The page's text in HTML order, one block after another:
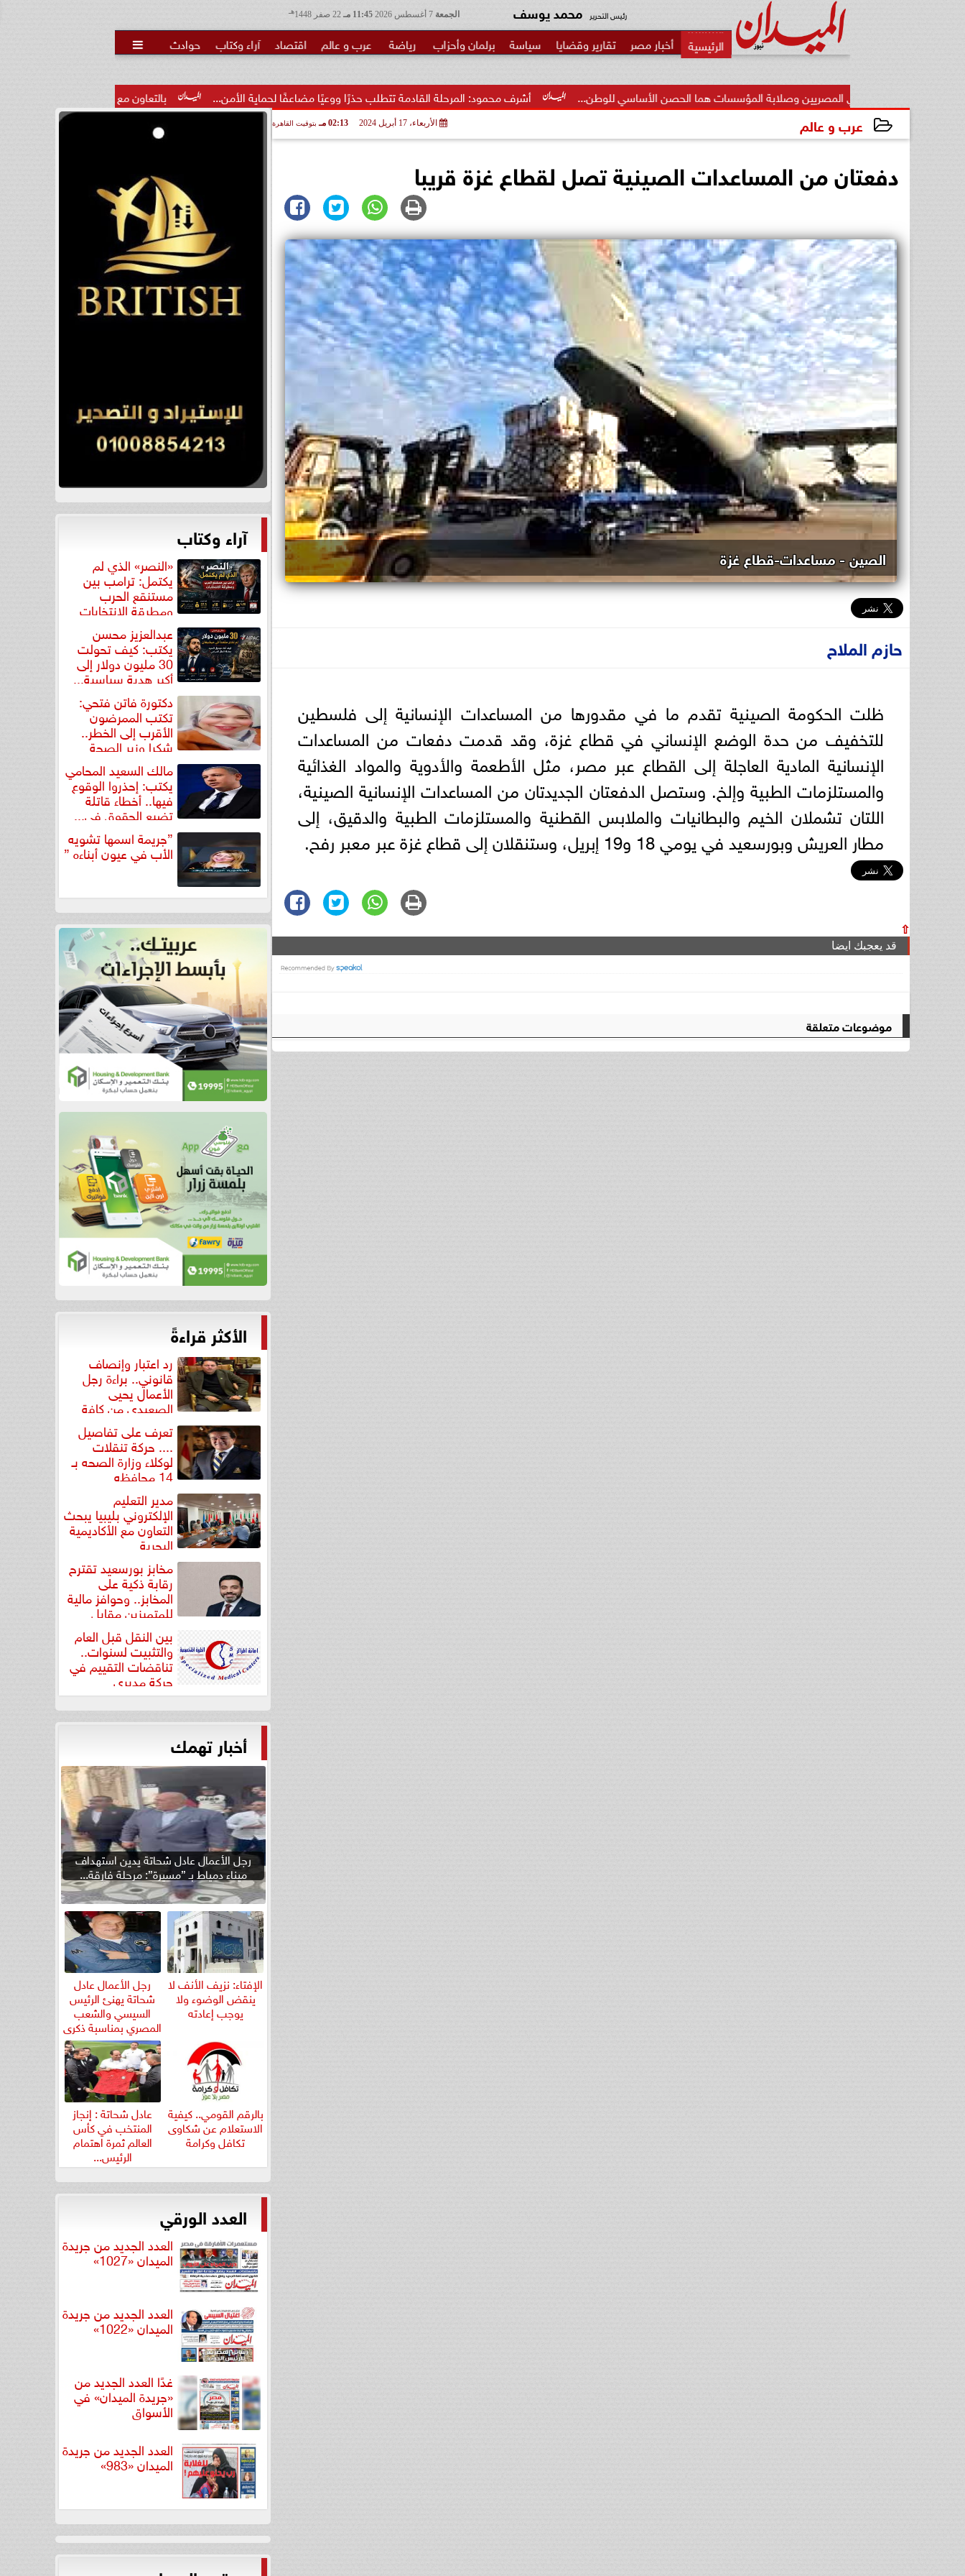
الجمعة 11:45 مـ هـ رئيس التحرير محمد يوسف
أخبار مصر تقارير وقضايا سياسة برلمان وأحزاب رياضة عرب و عالم اقتصاد آراء وكتاب حوادث 
بالتعاون مع البنك المركزي.. الأعلى للجامعات: برنامج أشرف محمود: المرحلة القادمة تتطلب حذرًا ووعيًا مضاعفًا لحماية الأمن... وعي المصريين وصلابة المؤسسات هما الحصن الأساسي للوطن...
عرب و عالم الأربعاء، 17 أبريل 2024 02:13 مـ بتوقيت القاهرة
دفعتان من المساعدات الصينية تصل لقطاع غزة قريبا
الصين - مساعدات-قطاع غزة
حازم الملاح
ظلت الحكومة الصينية تقدم ما في مقدورها من المساعدات الإنسانية إلى فلسطين
للتخفيف من حدة الوضع الإنساني في قطاع غزة، وقد قدمت دفعات من المساعدات
الإنسانية المادية العاجلة إلى القطاع عبر مصر، مثل الأطعمة والأدوية والمواد الغذائية
والمستلزمات الطبية وإلخ. وستصل الدفعتان الجديدتان من المساعدات الإنسانية الصينية،
اللتان تشملان الخيم والبطانيات والملابس القطنية والمستلزمات الطبية والدقيق، إلى
مطار العريش وبورسعيد في يومي 18 و19 إبريل، وستنقلان إلى قطاع غزة عبر معبر رفح.
⇧
قد يعجبك ايضا
موضوعات متعلقة
آراء وكتاب
«النصر» الذي لم
يكتمل: ترامب بين
مستنقع الحرب
ومطرقة الانتخابات
عبدالعزيز محسن
يكتب: كيف تحولت
30 مليون دولار إلى
أكبر هدية سياسية...
دكتورة فاتن فتحي:
تكتب الممرضون
الأقرب إلى الخطر..
شكرا وزير الصحة
لتكريم... مالك السعيد المحامي
يكتب: إحذروا الوقوع
فيها.. أخطاء قاتلة
تضيع الحقوق في...
”جريمة اسمها تشويه
الأب في عيون أبناءه ”
الأكثر قراءةً
رد اعتبار وإنصاف
قانوني.. براءة رجل
الأعمال يحيى
الصعيدي من كافة
التهم... تعرف على تفاصيل
.... حركة تنقلات
لوكلاء وزارة الصحه بـ
14 محافظه
مدير التعليم
الإلكتروني بليبيا يبحث
التعاون مع الأكاديمية
البحرية
مخابز بورسعيد تقترح
رقابة ذكية على
المخابز.. وحوافز مالية
للمتميزين مقابل
بين النقل قبل العام
والتثبيت لسنوات..
تناقضات التقييم في
حركة مديري
”مستشفيات...
أخبار تهمك
رجل الأعمال عادل شحاتة يدين استهداف
ميناء دمياط بـ ”مسيرة”: مرحلة فارقة...
الإفتاء: نزيف الأنف لا
ينقض الوضوء ولا
يوجب إعادته
رجل الأعمال عادل
شحاتة يهنئ الرئيس
السيسي والشعب
المصري بمناسبة ذكرى
ثورة...
بالرقم القومي.. كيفية
الاستعلام عن شكاوى
تكافل وكرامة
عادل شحاتة : إنجاز
المنتخب في كأس
العالم ثمرة اهتمام
الرئيس...
العدد الورقي
العدد الجديد من جريدة
الميدان «1027»
العدد الجديد من جريدة
الميدان «1022»
غدًا العدد الجديد من
«جريدة الميدان» في
الأسواق
العدد الجديد من جريدة
الميدان «983»